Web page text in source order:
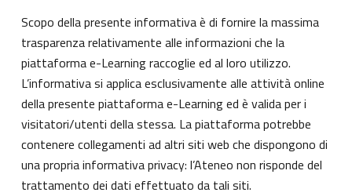
Scopo della presente informativa è di fornire la massima
trasparenza relativamente alle informazioni che la
piattaforma e-Learning raccoglie ed al loro utilizzo.
L’informativa si applica esclusivamente alle attività online
della presente piattaforma e-Learning ed è valida per i
visitatori/utenti della stessa. La piattaforma potrebbe
contenere collegamenti ad altri siti web che dispongono di
una propria informativa privacy: l’Ateneo non risponde del
trattamento dei dati effettuato da tali siti.